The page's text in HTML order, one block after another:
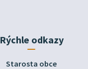
Rýchle odkazy
Starosta obce